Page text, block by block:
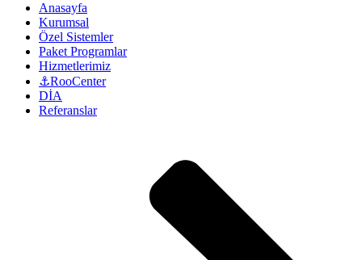
Anasayfa
Kurumsal
Özel Sistemler
Paket Programlar
Hizmetlerimiz
⚓RooCenter
DİA
Referanslar